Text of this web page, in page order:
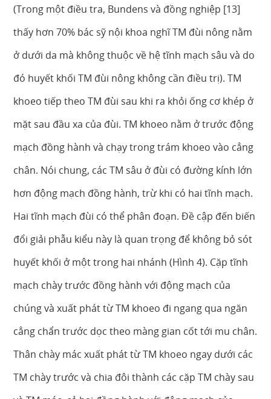
(Trong một điều tra, Bundens và đồng nghiệp [13]
thấy hơn 70% bác sỹ nội khoa nghĩ TM đùi nông nằm
ở dưới da mà không thuộc về hệ tĩnh mạch sâu và do
đó huyết khối TM đùi nông không cần điều trị). TM
khoeo tiếp theo TM đùi sau khi ra khỏi ống cơ khép ở
mặt sau đầu xa của đùi. TM khoeo nằm ở trước động
mạch đồng hành và chạy trong trám khoeo vào cẳng
chân. Nói chung, các TM sâu ở đùi có đường kính lớn
hơn động mạch đồng hành, trừ khi có hai tĩnh mạch.
Hai tĩnh mạch đùi có thể phân đoạn. Đề cập đến biến
đổi giải phẫu kiểu này là quan trọng để không bỏ sót
huyết khối ở một trong hai nhánh (Hình 4). Cặp tĩnh
mạch chày trước đồng hành với động mạch của
chúng và xuất phát từ TM khoeo đi ngang qua ngăn
cẳng chẩn trước dọc theo màng gian cốt tới mu chân.
Thân chày mác xuất phát từ TM khoeo ngay dưới các
TM chày trước và chia đôi thành các cặp TM chày sau